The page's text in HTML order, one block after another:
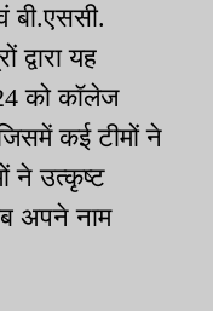
बी.एससी.
यह
को कॉलेज
कई टीमों ने
ने उत्कृष्ट
अपने नाम